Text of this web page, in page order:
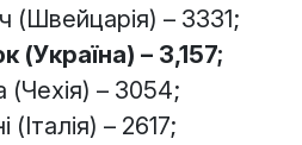
(Швейцарія) – 3331;
(Україна) – 3,157;
(Чехія) – 3054;
(Італія) – 2617;